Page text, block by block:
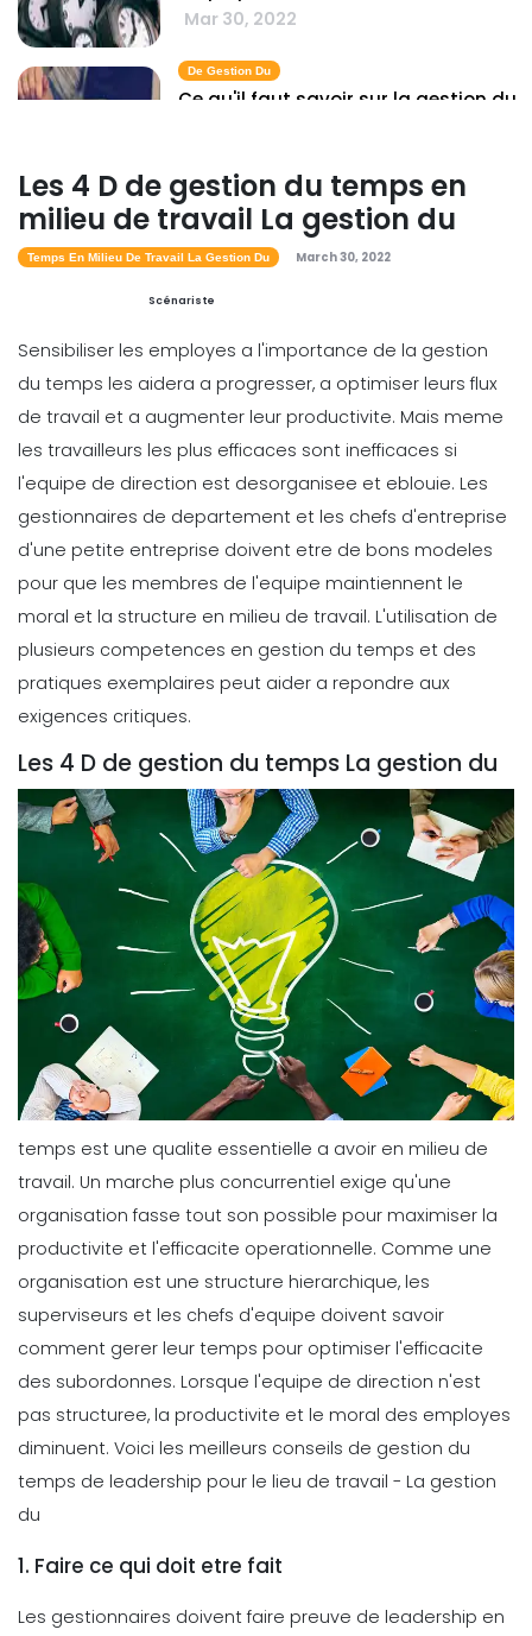
Mar 30, 2022
De Gestion Du
Ce qu'il faut savoir sur la gestion du
Qu'est Ce Que La Gestion Du Temps
Qu'est-ce que la gestion du temps...
Gestion Du Temps
Les meilleures methodes de gestion
du temps pour vous aider a
atteindre vos objectifs
Archita Wagle Apr 05, 2022
Logiciel De Gestion Du Temps
Comment augmenter votre
productivite en utilisant un logiciel
de gestion du temps
Priyanka Bhadani Apr 14, 2022
Les 4 D de gestion du temps en
milieu de travail La gestion du
Temps En Milieu De Travail La Gestion Du March 30, 2022
Scénariste
Sensibiliser les employes a l'importance de la gestion
du temps les aidera a progresser, a optimiser leurs flux
de travail et a augmenter leur productivite. Mais meme
les travailleurs les plus efficaces sont inefficaces si
l'equipe de direction est desorganisee et eblouie. Les
gestionnaires de departement et les chefs d'entreprise
d'une petite entreprise doivent etre de bons modeles
pour que les membres de l'equipe maintiennent le
moral et la structure en milieu de travail. L'utilisation de
plusieurs competences en gestion du temps et des
pratiques exemplaires peut aider a repondre aux
exigences critiques.
Les 4 D de gestion du temps La gestion du
temps est une qualite essentielle a avoir en milieu de
travail. Un marche plus concurrentiel exige qu'une
organisation fasse tout son possible pour maximiser la
productivite et l'efficacite operationnelle. Comme une
organisation est une structure hierarchique, les
superviseurs et les chefs d'equipe doivent savoir
comment gerer leur temps pour optimiser l'efficacite
des subordonnes. Lorsque l'equipe de direction n'est
pas structuree, la productivite et le moral des employes
diminuent. Voici les meilleurs conseils de gestion du
temps de leadership pour le lieu de travail - La gestion
du
1. Faire ce qui doit etre fait
Les gestionnaires doivent faire preuve de leadership en